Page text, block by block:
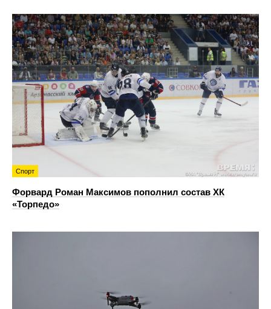
Спорт
Форвард Роман Максимов пополнил состав ХК
«Торпедо»